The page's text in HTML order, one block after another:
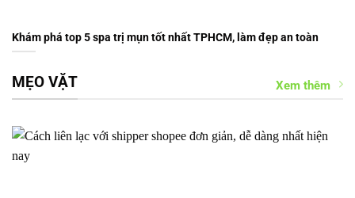
Khám phá top 5 spa trị mụn tốt nhất TPHCM, làm đẹp an toàn
MẸO VẶT Xem thêm